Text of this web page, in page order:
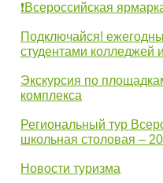
❗Всероссийская
Подключайся!
студентами колледжей
Экскурсия по
комплекса
Региональный тур
школьная столовая –
Новости туризма